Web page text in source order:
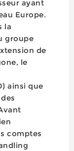
ayant
Europe.
la
groupe
de
le
ainsi que
comptes